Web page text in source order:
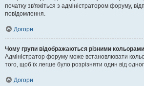
початку зв'яжіться з адміністратором форуму,
повідомлення.
Догори
Чому групи відображаються різними
Адміністратор форуму може встановлювати
того, щоб їх легше було розрізняти один від
Догори